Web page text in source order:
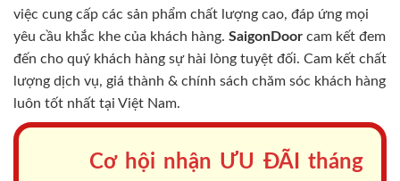
việc cung cấp các sản phẩm chất lượng cao, đáp ứng mọi
yêu cầu khắc khe của khách hàng. SaigonDoor cam kết đem
đến cho quý khách hàng sự hài lòng tuyệt đối. Cam kết chất
lượng dịch vụ, giá thành & chính sách chăm sóc khách hàng
luôn tốt nhất tại Việt Nam.
Cơ hội nhận ƯU ĐÃI tháng